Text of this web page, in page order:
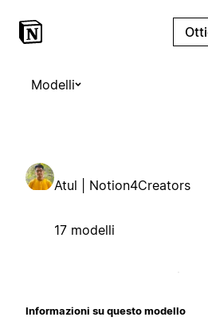
Modelli
Atul | Notion4Creators
17 modelli
Informazioni su questo modello